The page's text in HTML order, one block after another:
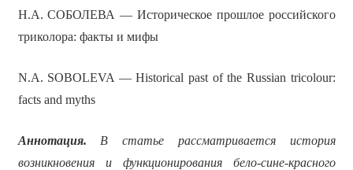
Н.А. СОБОЛЕВА — Историческое прошлое российского
триколора: факты и мифы
N.A. SOBOLEVA — Historical past of the Russian tricolour:
facts and myths
Аннотация. В статье рассматривается история
возникновения и функционирования бело-сине-красного